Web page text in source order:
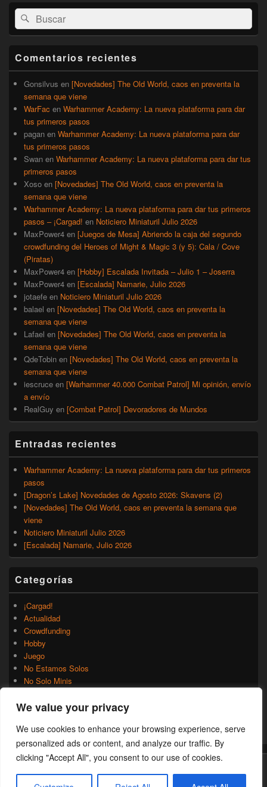
We value your privacy
We use cookies to enhance your browsing experience, serve
personalized ads or content, and analyze our traffic. By
clicking "Accept All", you consent to our use of cookies.
El
área
de
widget
lateral
primaria
Buscar
por:
Buscar
Comentarios recientes
Gonsilvus en [Novedades] The Old World, caos en preventa la
semana que viene
WarFac en Warhammer Academy: La nueva plataforma para dar
tus primeros pasos
pagan en Warhammer Academy: La nueva plataforma para dar
tus primeros pasos
Swan en Warhammer Academy: La nueva plataforma para dar tus
primeros pasos
Xoso en [Novedades] The Old World, caos en preventa la
semana que viene
Warhammer Academy: La nueva plataforma para dar tus primeros
pasos – ¡Cargad! en Noticiero Miniaturil Julio 2026
MaxPower4 en [Juegos de Mesa] Abriendo la caja del segundo
crowdfunding del Heroes of Might & Magic 3 (y 5): Cala / Cove
(Piratas)
MaxPower4 en [Hobby] Escalada Invitada – Julio 1 – Joserra
MaxPower4 en [Escalada] Namarie, Julio 2026
jotaefe en Noticiero Miniaturil Julio 2026
balael en [Novedades] The Old World, caos en preventa la
semana que viene
Lafael en [Novedades] The Old World, caos en preventa la
semana que viene
QdeTobin en [Novedades] The Old World, caos en preventa la
semana que viene
iescruce en [Warhammer 40.000 Combat Patrol] Mi opinión, envío
a envío
RealGuy en [Combat Patrol] Devoradores de Mundos
Entradas recientes
Warhammer Academy: La nueva plataforma para dar tus primeros
pasos
[Dragon’s Lake] Novedades de Agosto 2026: Skavens (2)
[Novedades] The Old World, caos en preventa la semana que
viene
Noticiero Miniaturil Julio 2026
[Escalada] Namarie, Julio 2026
Categorías
¡Cargad!
Actualidad
Crowdfunding
Hobby
Juego
No Estamos Solos
No Solo Minis
Rumores
Uncategorized
Copyright © 2026 ¡Cargad! . Todos los Derechos Reservados.